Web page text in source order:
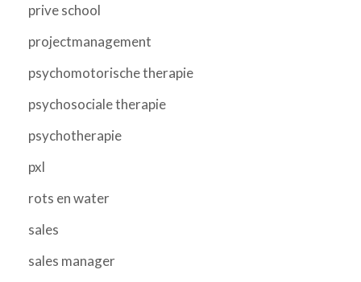
prive school
projectmanagement
psychomotorische therapie
psychosociale therapie
psychotherapie
pxl
rots en water
sales
sales manager